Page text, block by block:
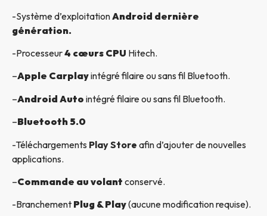
-Système d’exploitationAndroid dernière
génération.
-Processeur4 cœurs CPU Hitech.
–Apple Carplayintégré filaire ou sans fil Bluetooth.
–Android Auto intégré filaire ou sans fil Bluetooth.
–Bluetooth 5.0
-Téléchargements Play Store afin d’ajouter de nouvelles
applications.
–Commande au volant conservé.
-Branchement Plug & Play(aucune modification requise).